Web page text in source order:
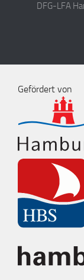
DFG-LFA
Gefördert von